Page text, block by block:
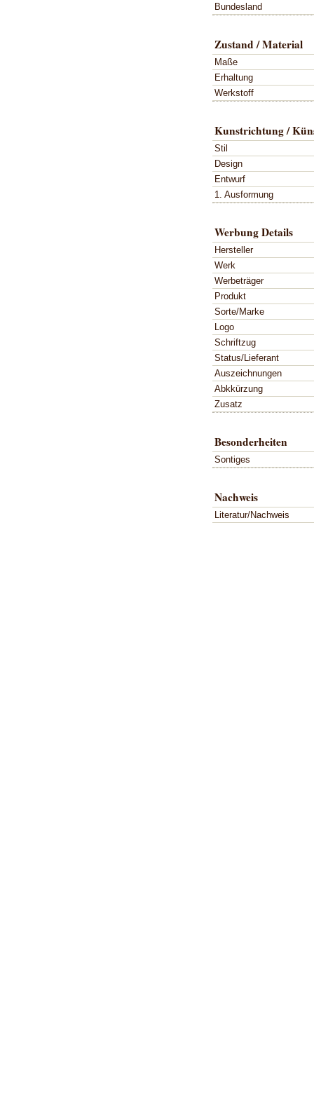
Bundesland
Zustand / Material
Maße
Erhaltung
Werkstoff
Kunstrichtung /
Stil
Design
Entwurf
1. Ausformung
Werbung Details
Hersteller
Werk
Werbeträger
Produkt
Sorte/Marke
Logo
Schriftzug
Status/Lieferant
Auszeichnungen
Abkkürzung
Zusatz
Besonderheiten
Sontiges
Nachweis
Literatur/Nachweis